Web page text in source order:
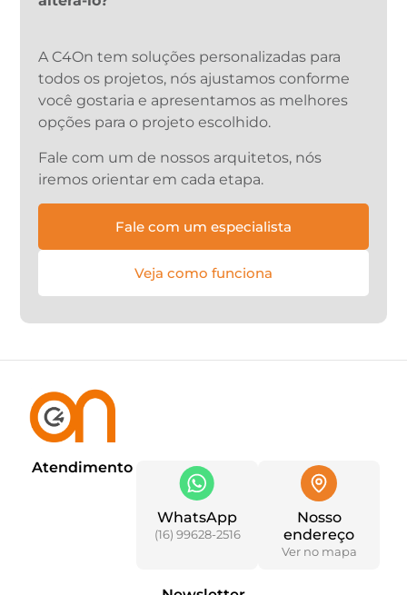
A C4On tem soluções personalizadas para
todos os projetos, nós ajustamos conforme
você gostaria e apresentamos as melhores
opções para o projeto escolhido.
Fale com um de nossos arquitetos, nós
iremos orientar em cada etapa.
Fale com um especialista
Veja como funciona
Atendimento
WhatsApp
(16) 99628-2516
Nosso
endereço
Ver no mapa